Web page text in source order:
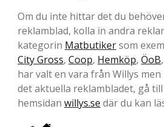
Om du inte hittar det du
reklamblad, kolla in andra
kategorin Matbutikersom
City Gross, Coop, Hemköp, ÖoB,
har valt en vara från Willys
det aktuella reklambladet, gå
hemsidan willys.se där du kan